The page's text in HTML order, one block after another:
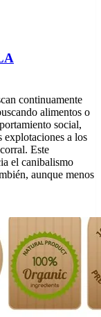
continuamente
alimentos o
social,
explotaciones a los
Este
el canibalismo
aunque menos